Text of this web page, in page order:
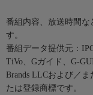
番組内容、放送時間
す。
番組データ提供元：
TiVo、Gガイド、G-
Brands LLCおよび／
たは登録商標です。